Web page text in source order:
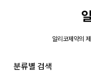
알리코제약의
분류별 검색